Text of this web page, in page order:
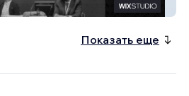
Показать еще